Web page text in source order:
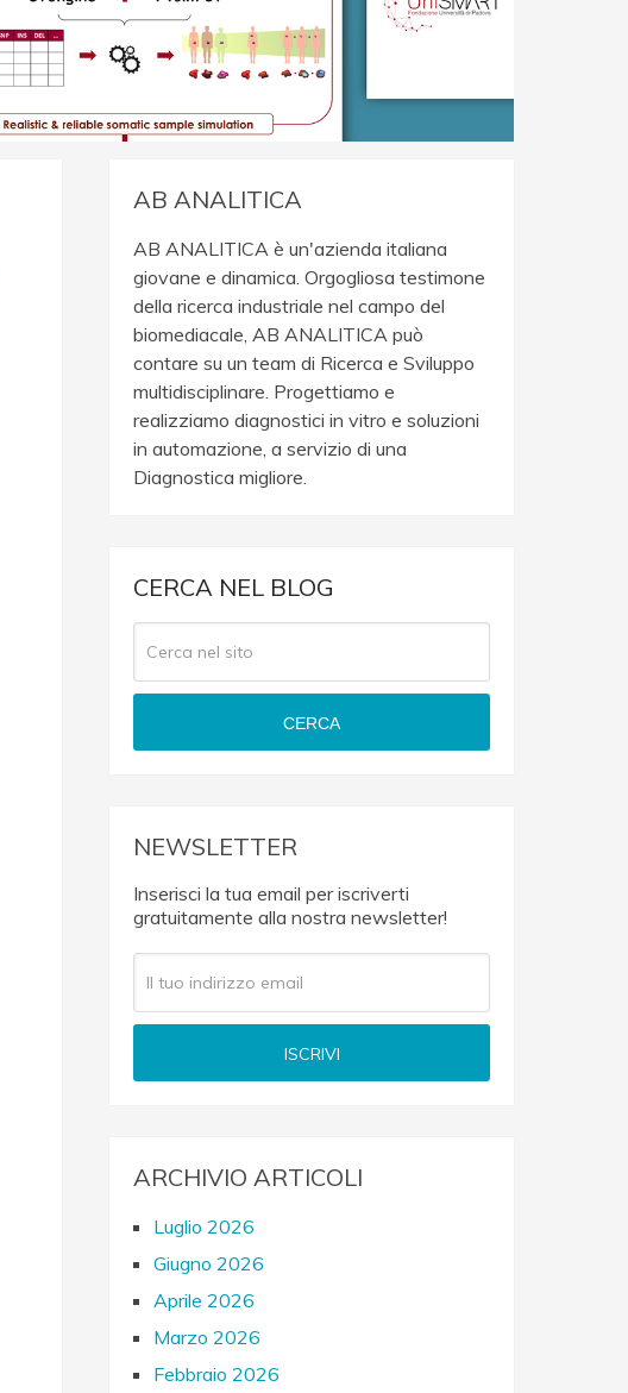
AB ANALITICA
AB ANALITICA è un'azienda italiana
giovane e dinamica. Orgogliosa testimone
della ricerca industriale nel campo del
biomediacale, AB ANALITICA può
contare su un team di Ricerca e Sviluppo
multidisciplinare. Progettiamo e
realizziamo diagnostici in vitro e soluzioni
in automazione, a servizio di una
Diagnostica migliore.
CERCA NEL BLOG
CERCA
NEWSLETTER
Inserisci la tua email per iscriverti
gratuitamente alla nostra newsletter!
ARCHIVIO ARTICOLI
Luglio 2026
Giugno 2026
Aprile 2026
Marzo 2026
Febbraio 2026